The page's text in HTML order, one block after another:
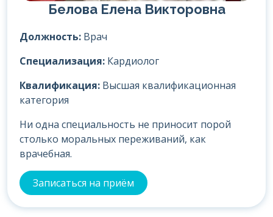
Белова Елена Викторовна
Должность: Врач
Специализация: Кардиолог
Квалификация: Высшая квалификационная
категория
Ни одна специальность не приносит порой
столько моральных переживаний, как
врачебная.
Записаться на приём